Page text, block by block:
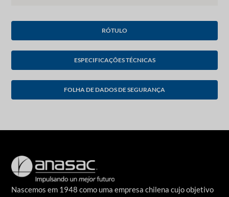
RÓTULO
ESPECIFICAÇÕES TÉCNICAS
FOLHA DE DADOS DE SEGURANÇA
Nascemos em 1948 como uma empresa chilena cujo objetivo